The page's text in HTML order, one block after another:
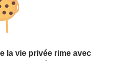
la vie privée rime avec